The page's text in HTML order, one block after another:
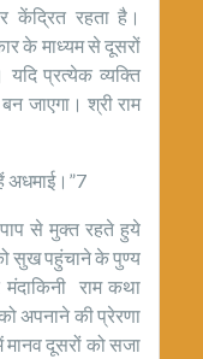
केंद्रित रहता है।
के माध्यम से दूसरों
प्रत्येक व्यक्ति
जाएगा। श्री राम
अधमाई।”7
से मुक्त रहते हुये
सुख पहुंचाने के पुण्य
राम कथा
अपनाने की प्रेरणा
दूसरों को सजा